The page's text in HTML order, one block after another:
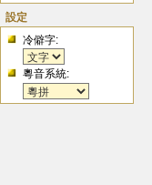
設定
冷僻字:
粵音系統: